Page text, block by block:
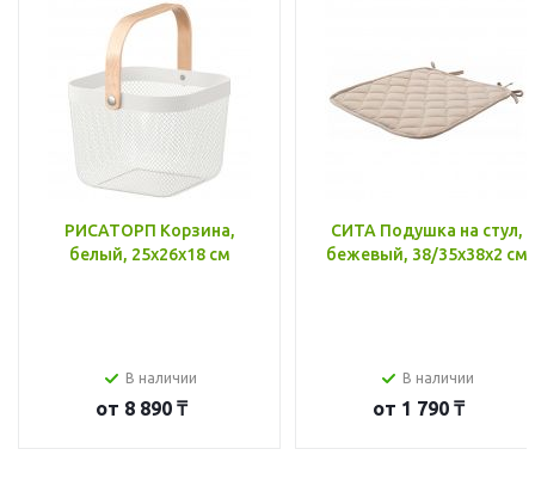
РИСАТОРП Корзина,
белый, 25x26x18 см
В наличии
от 8 890 ₸
СИТА Подушка на стул,
бежевый, 38/35x38x2 см
В наличии
от 1 790 ₸